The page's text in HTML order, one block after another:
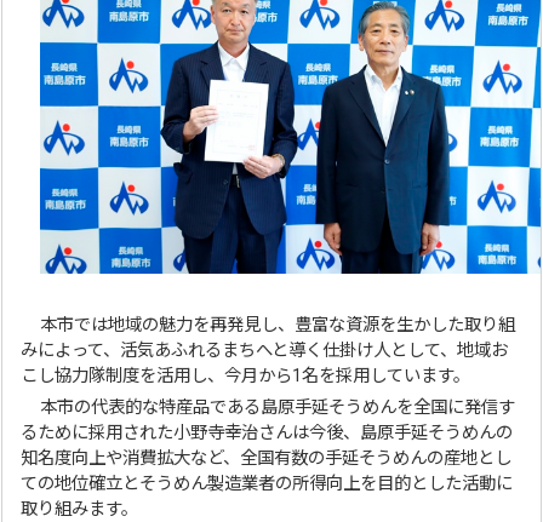
本市では地域の魅力を再発見し、豊富な資源を生かした取り組
みによって、活気あふれるまちへと導く仕掛け人として、地域お
こし協力隊制度を活用し、今月から1名を採用しています。
本市の代表的な特産品である島原手延そうめんを全国に発信す
るために採用された小野寺幸治さんは今後、島原手延そうめんの
知名度向上や消費拡大など、全国有数の手延そうめんの産地とし
ての地位確立とそうめん製造業者の所得向上を目的とした活動に
取り組みます。